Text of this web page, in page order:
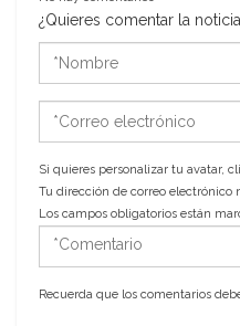
¿Quieres comentar la
electrónico
Si quieres personalizar tu avatar,
Tu dirección de correo electrónico
Los campos obligatorios están
*Comentario
Recuerda que los comentarios